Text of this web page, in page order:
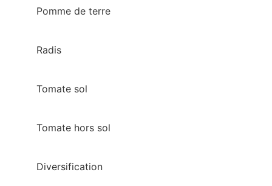
Pomme de terre
Radis
Tomate sol
Tomate hors sol
Diversification